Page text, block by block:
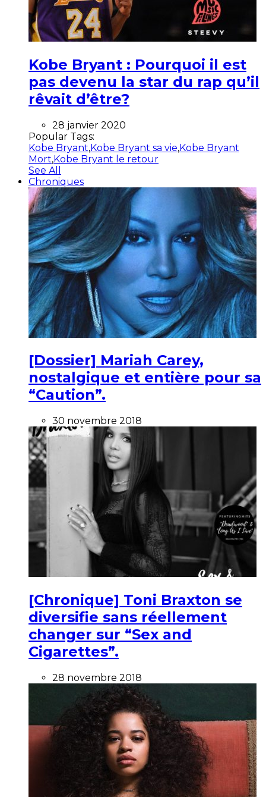
Kobe Bryant : Pourquoi il est
pas devenu la star du rap qu’il
rêvait d’être?
28 janvier 2020
Popular Tags:
Kobe Bryant,Kobe Bryant sa vie,Kobe Bryant
Mort,Kobe Bryant le retour
See All
Chroniques
[Dossier] Mariah Carey,
nostalgique et entière pour sa
“Caution”.
30 novembre 2018
[Chronique] Toni Braxton se
diversifie sans réellement
changer sur “Sex and
Cigarettes”.
28 novembre 2018